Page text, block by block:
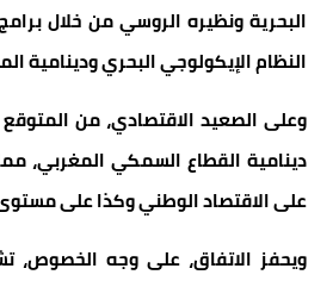
البحرية ونظيره الروسي من خلال
النظام الإيكولوجي البحري ودينامية
وعلى الصعيد الاقتصادي، من
دينامية القطاع السمكي المغربي،
على الاقتصاد الوطني وكذا على
ويحفز الاتفاق، على وجه الخصوص،